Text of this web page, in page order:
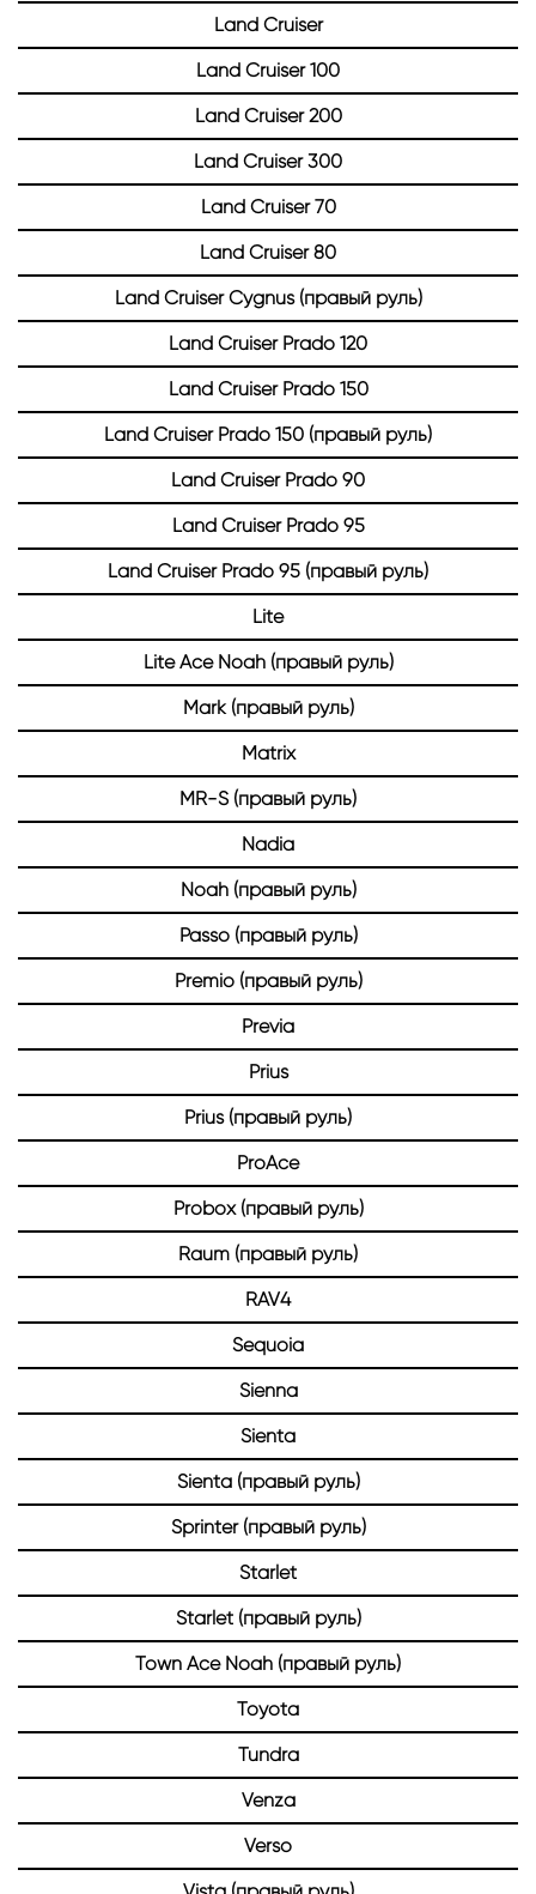
Land Cruiser
Land Cruiser 100
Land Cruiser 200
Land Cruiser 300
Land Cruiser 70
Land Cruiser 80
Land Cruiser Cygnus (правый руль)
Land Cruiser Prado 120
Land Cruiser Prado 150
Land Cruiser Prado 150 (правый руль)
Land Cruiser Prado 90
Land Cruiser Prado 95
Land Cruiser Prado 95 (правый руль)
Lite
Lite Ace Noah (правый руль)
Mark (правый руль)
Matrix
MR-S (правый руль)
Nadia
Noah (правый руль)
Passo (правый руль)
Premio (правый руль)
Previa
Prius
Prius (правый руль)
ProAce
Probox (правый руль)
Raum (правый руль)
RAV4
Sequoia
Sienna
Sienta
Sienta (правый руль)
Sprinter (правый руль)
Starlet
Starlet (правый руль)
Town Ace Noah (правый руль)
Toyota
Tundra
Venza
Verso